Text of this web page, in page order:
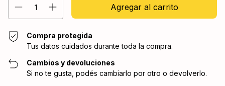
Compra protegida
Tus datos cuidados durante toda la compra.
Cambios y devoluciones
Si no te gusta, podés cambiarlo por otro o devolverlo.